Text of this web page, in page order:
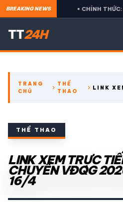
BREAKING NEWS
BETIS • CHÍNH THỨC:
TT24H
CÁC GIẢI NGOẠI HẠNG
THỂ THAO TRONG NƯỚC
THỂ THAO
VIDEO
TRANG
CHỦ
chevron_right THỂ
THAO
chevron_right LINK
THỂ THAO
LINK XEM TRỰC
CHUYỀN VĐQG
16/4